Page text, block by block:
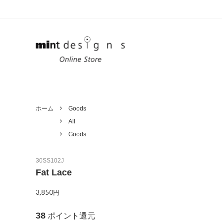
Outer
ホーム
Goods
All
Goods
30SS102J
Fat Lace
3,850円
38 ポイント還元